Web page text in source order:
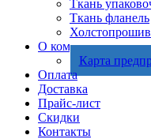
Ткань
Ткань фланель
О компании
Карта
Оплата
Доставка
Прайс-лист
Скидки
Контакты